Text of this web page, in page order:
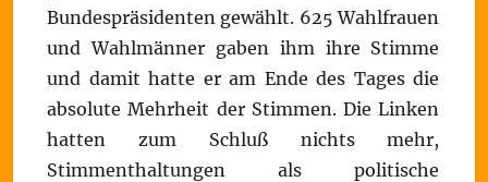
Bundespräsidenten gewählt. 625 Wahlfrauen
und Wahlmänner gaben ihm ihre Stimme
und damit hatte er am Ende des Tages die
absolute Mehrheit der Stimmen. Die Linken
hatten zum Schluß nichts mehr,
Stimmenthaltungen als politische